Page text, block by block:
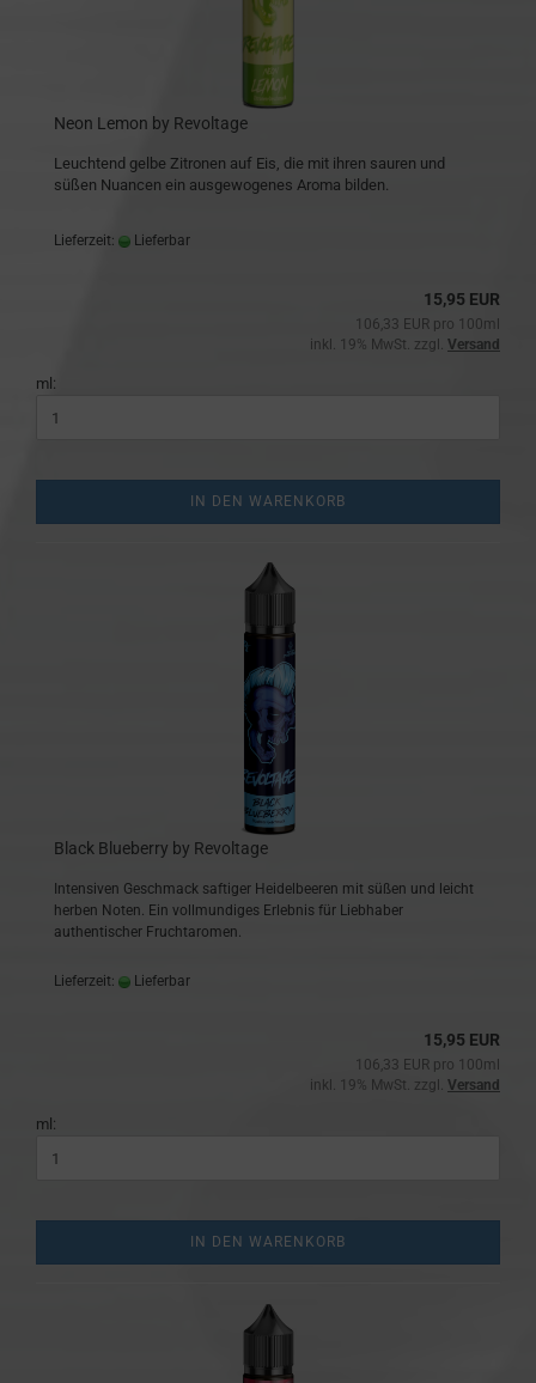
Neon Lemon by Revoltage
Leuchtend gelbe Zitronen auf Eis, die mit ihren sauren und
süßen Nuancen ein ausgewogenes Aroma bilden.
Lieferzeit: Lieferbar
15,95 EUR
106,33 EUR pro 100ml
inkl. 19% MwSt. zzgl. Versand
ml:
IN DEN WARENKORB
Black Blueberry by Revoltage
Intensiven Geschmack saftiger Heidelbeeren mit süßen und leicht
herben Noten. Ein vollmundiges Erlebnis für Liebhaber
authentischer Fruchtaromen.
Lieferzeit: Lieferbar
15,95 EUR
106,33 EUR pro 100ml
inkl. 19% MwSt. zzgl. Versand
ml:
IN DEN WARENKORB